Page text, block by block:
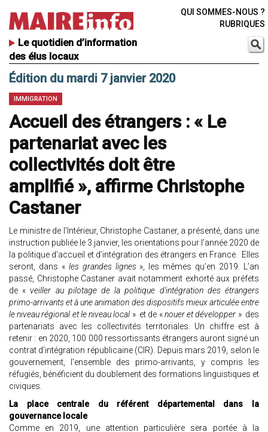
Le quotidien d’information
des élus locaux
QUI SOMMES-NOUS ?
RUBRIQUES
Édition du mardi 7 janvier 2020
IMMIGRATION
Accueil des étrangers : « Le
partenariat avec les
collectivités doit être
amplifié », affirme Christophe
Castaner
Le ministre de l’Intérieur, Christophe Castaner, a présenté, dans une
instruction publiée le 3 janvier, les orientations pour l’année 2020 de
la politique d’accueil et d’intégration des étrangers en France. Elles
seront, dans « les grandes lignes », les mêmes qu’en 2019. L’an
passé, Christophe Castaner avait notamment exhorté aux préfets
de «veiller au pilotage de la politique d'intégration des étrangers
primo-arrivants et à une animation des dispositifs mieux articulée entre
le niveau régional et le niveau local » et de «nouer et développer » des
partenariats avec les collectivités territoriales. Un chiffre est à
retenir : en 2020, 100 000 ressortissants étrangers auront signé un
contrat d’intégration républicaine (CIR). Depuis mars 2019, selon le
gouvernement, l'ensemble des primo-arrivants, y compris les
réfugiés, bénéficient du doublement des formations linguistiques et
civiques.
La place centrale du référent départemental dans la
gouvernance locale
Comme en 2019, une attention particulière sera portée à la